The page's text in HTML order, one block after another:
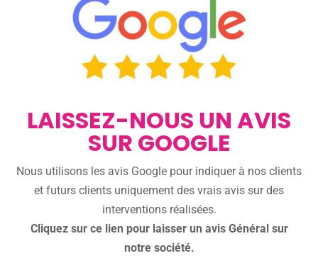
LAISSEZ-NOUS UN AVIS
SUR GOOGLE
Nous utilisons les avis Google pour indiquer à nos clients
et futurs clients uniquement des vrais avis sur des
interventions réalisées.
Cliquez sur ce lien pour laisser un avis Général sur
notre société.